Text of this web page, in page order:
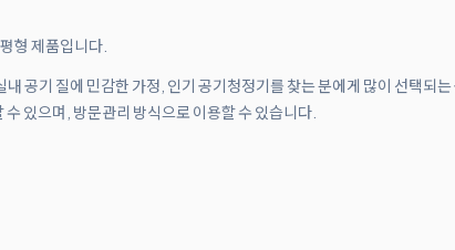
형 제품입니다.
공기 질에 민감한 가정, 인기 공기청정기를 찾는 분에게 많이 선택되는
있으며, 방문관리 방식으로 이용할 수 있습니다.